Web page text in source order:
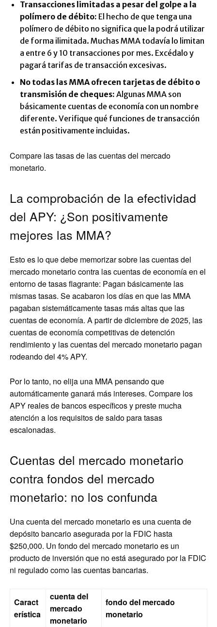
Transacciones limitadas a pesar del golpe a la
polímero de débito: El hecho de que tenga una
polímero de débito no significa que la podrá utilizar
de forma ilimitada. Muchas MMA todavía lo limitan
a entre 6 y 10 transacciones por mes. Excédalo y
pagará tarifas de transacción excesivas.
No todas las MMA ofrecen tarjetas de débito o
transmisión de cheques: Algunas MMA son
básicamente cuentas de economía con un nombre
diferente. Verifique qué funciones de transacción
están positivamente incluidas.
Compare las tasas de las cuentas del mercado
monetario.
La comprobación de la efectividad
del APY: ¿Son positivamente
mejores las MMA?
Esto es lo que debe memorizar sobre las cuentas del
mercado monetario contra las cuentas de economía en el
entorno de tasas flagrante: Pagan básicamente las
mismas tasas. Se acabaron los días en que las MMA
pagaban sistemáticamente tasas más altas que las
cuentas de economía. A partir de diciembre de 2025, las
cuentas de economía competitivas de detención
rendimiento y las cuentas del mercado monetario pagan
rodeando del 4% APY.
Por lo tanto, no elija una MMA pensando que
automáticamente ganará más intereses. Compare los
APY reales de bancos específicos y preste mucha
atención a los requisitos de saldo para tasas
escalonadas.
Cuentas del mercado monetario
contra fondos del mercado
monetario: no los confunda
Una cuenta del mercado monetario es una cuenta de
depósito bancario asegurada por la FDIC hasta
$250,000. Un fondo del mercado monetario es un
producto de inversión que no está asegurado por la FDIC
ni regulado como las cuentas bancarias.
Caract
erística
cuenta del
mercado
monetario
fondo del mercado
monetario